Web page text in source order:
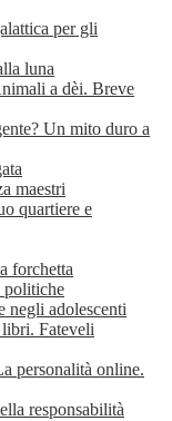
per gli
luna
a dèi. Breve
Un mito duro a
maestri
quartiere e
forchetta
adolescenti
Fateveli
online.
responsabilità